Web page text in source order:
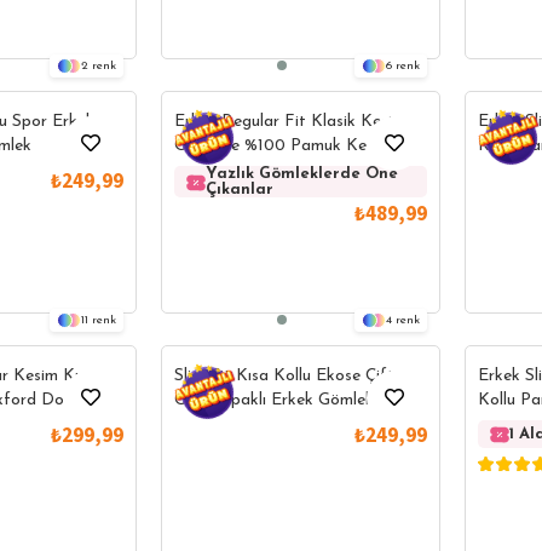
2
Spor Erkek
₺249,99
6
Erkek Regular Fit Klasik Kesim
Oversize %100 Pamuk Keten
Doku Cepli Beyaz Gömlek
Yazlık Gömleklerde Öne
Çıkanlar
₺489,99
Erkek
Kollu
Mavi
11
Kısa
Doku
Pembe Düğmeli
₺299,99
4
Slim Fit Kısa Kollu Ekose Çift
Cep Kapaklı Erkek Gömlek
₺249,99
Erkek
Kollu
Mavi
1